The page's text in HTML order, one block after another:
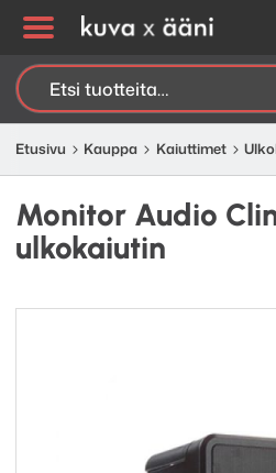
Etsi:
Etusivu Kauppa Kaiuttimet
Monitor Audio
ulkokaiutin